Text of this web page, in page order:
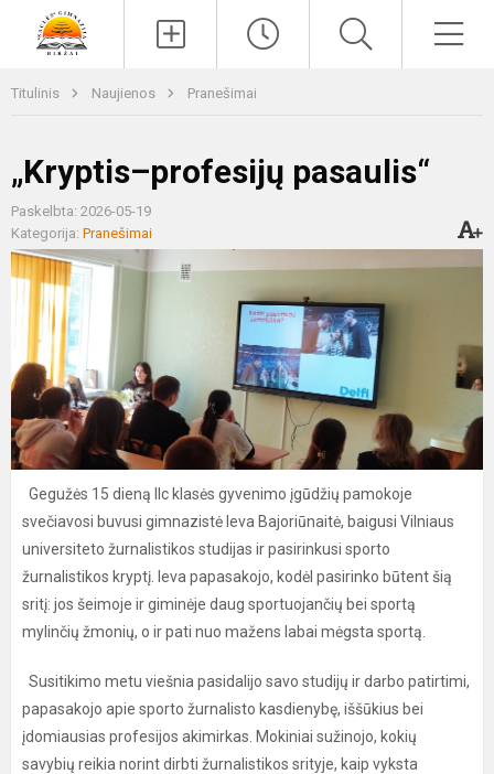
Titulinis Naujienos Pranešimai
„Kryptis–profesijų pasaulis“
Paskelbta: 2026-05-19
Kategorija: Pranešimai
Gegužės 15 dieną IIc klasės gyvenimo įgūdžių pamokoje
svečiavosi buvusi gimnazistė Ieva Bajoriūnaitė, baigusi Vilniaus
universiteto žurnalistikos studijas ir pasirinkusi sporto
žurnalistikos kryptį. Ieva papasakojo, kodėl pasirinko būtent šią
sritį: jos šeimoje ir giminėje daug sportuojančių bei sportą
mylinčių žmonių, o ir pati nuo mažens labai mėgsta sportą.
Susitikimo metu viešnia pasidalijo savo studijų ir darbo patirtimi,
papasakojo apie sporto žurnalisto kasdienybę, iššūkius bei
įdomiausias profesijos akimirkas. Mokiniai sužinojo, kokių
savybių reikia norint dirbti žurnalistikos srityje, kaip vyksta